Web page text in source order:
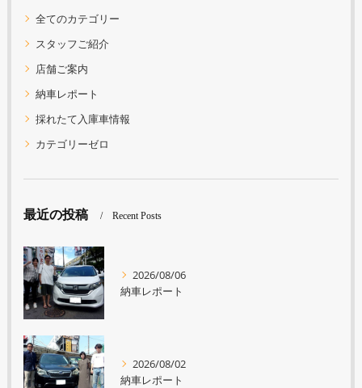
全てのカテゴリー
スタッフご紹介
店舗ご案内
納車レポート
採れたて入庫車情報
カテゴリーゼロ
最近の投稿 Recent Posts
2026/08/06
納車レポート
2026/08/02
納車レポート